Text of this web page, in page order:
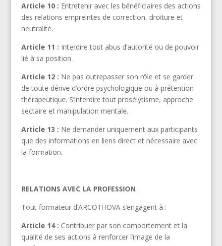
Article 10 : Entretenir avec les bénéficiaires des actions
des relations empreintes de correction, droiture et
neutralité.
Article 11 : Interdire tout abus d’autorité ou de pouvoir
lié à sa position.
Article 12 : Ne pas outrepasser son rôle et se garder
de toute dérive d’ordre psychologique ou à prétention
thérapeutique. S’interdire tout prosélytisme, approche
sectaire et manipulation mentale.
Article 13 : Ne demander uniquement aux participants
que des informations en liens direct et nécessaire avec
la formation.
RELATIONS AVEC LA PROFESSION
Tout formateur d’ARCOTHOVA s’engagent à :
Article 14 : Contribuer par son comportement et la
qualité de ses actions à renforcer l’image de la